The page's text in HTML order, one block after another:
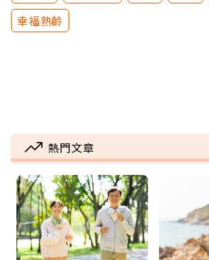
幸福熟齡
熱門文章